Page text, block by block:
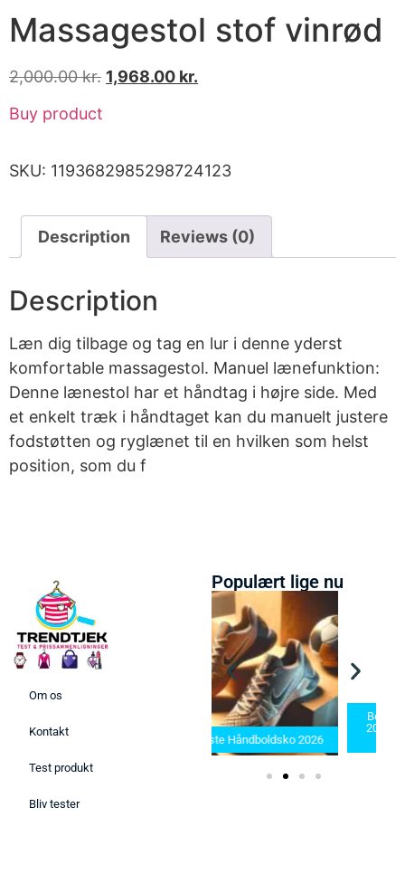
Massagestol stof vinrød
2,000.00kr. 1,968.00 kr.
Buy product
SKU: 1193682985298724123
Description Reviews (0)
Description
Læn dig tilbage og tag en lur i denne yderst
komfortable massagestol. Manuel lænefunktion:
Denne lænestol har et håndtag i højre side. Med
et enkelt træk i håndtaget kan du manuelt justere
fodstøtten og ryglænet til en hvilken som helst
position, som du f
Om os
Kontakt
Test produkt
Bliv tester
Populært lige nu
Bedste Håndboldsko 2026
Bedste barbermaskiner i
2025: Find den rette til dit
behov